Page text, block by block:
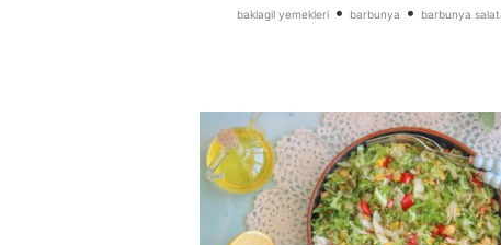
baklagil yemekleri• barbunya • barbunya